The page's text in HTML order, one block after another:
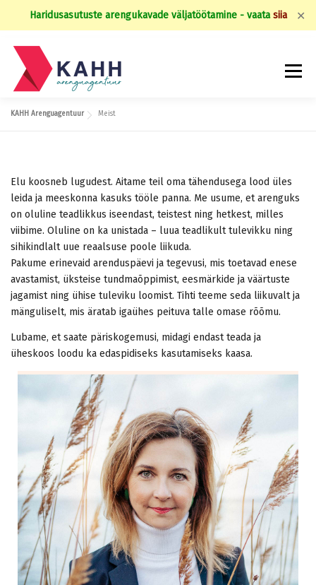
Haridusasutuste arengukavade väljatöötamine - vaatasiia ✕
Skip
content
Menu
KAHH Arenguagentuur Meist
Elu koosneb lugudest. Aitame teil oma tähendusega lood üles
leida ja meeskonna kasuks tööle panna. Me usume, et arenguks
on oluline teadlikkus iseendast, teistest ning hetkest, milles
viibime. Oluline on ka unistada – luua teadlikult tulevikku ning
sihikindlalt uue reaalsuse poole liikuda.
Pakume erinevaid arenduspäevi ja tegevusi, mis toetavad enese
avastamist, üksteise tundmaõppimist, eesmärkide ja väärtuste
jagamist ning ühise tuleviku loomist. Tihti teeme seda liikuvalt ja
mänguliselt, mis äratab igaühes peituva talle omase rõõmu.
Lubame, et saate päriskogemusi, midagi endast teada ja
üheskoos loodu ka edaspidiseks kasutamiseks kaasa.